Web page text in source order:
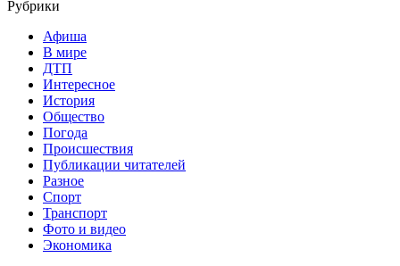
Рубрики
Афиша
В мире
ДТП
Интересное
История
Общество
Погода
Происшествия
Публикации читателей
Разное
Спорт
Транспорт
Фото и видео
Экономика